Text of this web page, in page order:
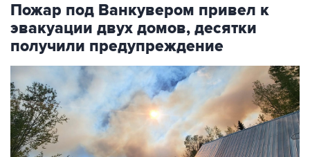
Пожар под Ванкувером привел к
эвакуации двух домов, десятки
получили предупреждение